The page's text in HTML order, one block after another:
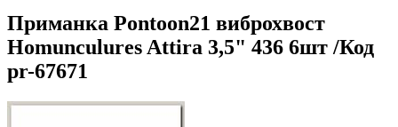
Приманка Pontoon21 виброхвост
Homunculures Attira 3,5" 436 6шт /Код
pr-67671